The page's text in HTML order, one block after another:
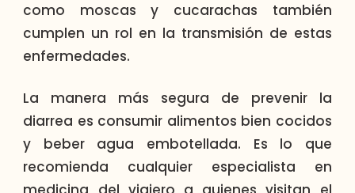
como moscas y cucarachas también
cumplen un rol en la transmisión de estas
enfermedades.
La manera más segura de prevenir la
diarrea es consumir alimentos bien cocidos
y beber agua embotellada. Es lo que
recomienda cualquier especialista en